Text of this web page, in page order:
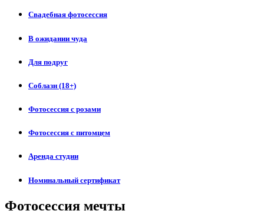
Свадебная фотосессия
В ожидании чуда
Для подруг
Соблазн (18+)
Фотосессия с розами
Фотосессия с питомцем
Аренда студии
Номинальный сертификат
Фотосессия мечты